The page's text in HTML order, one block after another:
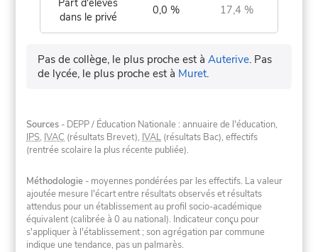
Part d'élèves
dans le privé
0,0 % 17,4 %
Pas de collège, le plus proche est àAuterive. Pas
de lycée, le plus proche est à Muret.
Sources - DEPP / Éducation Nationale : annuaire de l'éducation,
IPS, IVAC (résultats Brevet), IVAL (résultats Bac), effectifs
(rentrée scolaire la plus récente publiée).
Méthodologie - moyennes pondérées par les effectifs. La valeur
ajoutée mesure l'écart entre résultats observés et résultats
attendus pour un établissement au profil socio-académique
équivalent (calibrée à 0 au national). Indicateur conçu pour
s'appliquer à l'établissement ; son agrégation par commune
indique une tendance, pas un palmarès.